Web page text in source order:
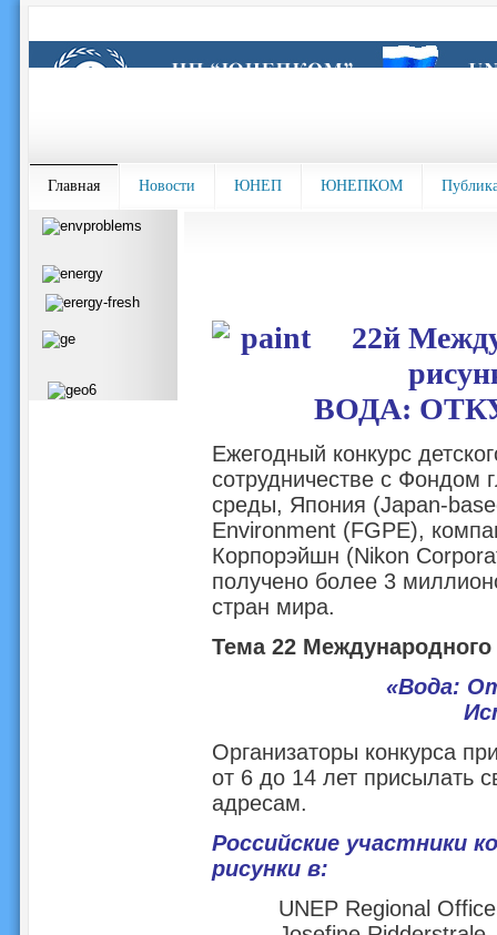
Главная Новости ЮНЕП ЮНЕПКОМ
22й
ВОДА:
Ежегодный конкурс
сотрудничестве с Фондом
среды, Япония (Japan-
Environment (FGPE),
Корпорэйшн (Nikon
получено более 3
стран мира.
Тема 22 Международного
«Вода:
Организаторы конкурса
от 6 до 14 лет присылать
адресам.
Российские участники
рисунки в:
UNEP Regional